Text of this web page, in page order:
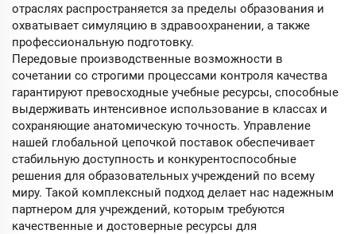
отраслях распространяется за пределы образования и
охватывает симуляцию в здравоохранении, а также
профессиональную подготовку.
Передовые производственные возможности в
сочетании со строгими процессами контроля качества
гарантируют превосходные учебные ресурсы, способные
выдерживать интенсивное использование в классах и
сохраняющие анатомическую точность. Управление
нашей глобальной цепочкой поставок обеспечивает
стабильную доступность и конкурентоспособные
решения для образовательных учреждений по всему
миру. Такой комплексный подход делает нас надежным
партнером для учреждений, которым требуются
качественные и достоверные ресурсы для